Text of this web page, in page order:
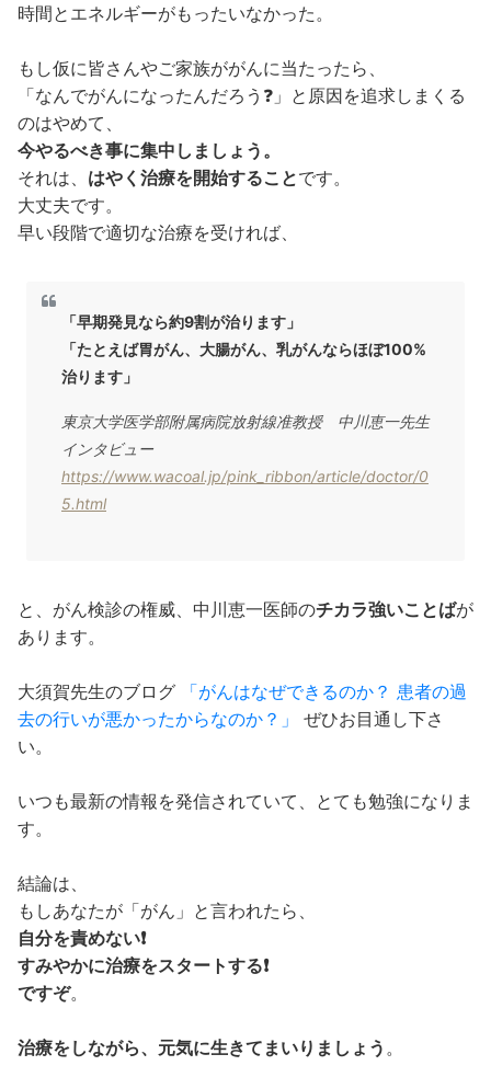
時間とエネルギーがもったいなかった。
もし仮に皆さんやご家族ががんに当たったら、
「なんでがんになったんだろう❓」と原因を追求しまくる
のはやめて、
今やるべき事に集中しましょう。
それは、 はやく治療を開始することです。
大丈夫です。
早い段階で適切な治療を受ければ、
「早期発見なら約9割が治ります」
「たとえば胃がん、大腸がん、乳がんならほぼ100%
治ります」
東京大学医学部附属病院放射線准教授 中川恵一先生
インタビュー
https://www.wacoal.jp/pink_ribbon/article/doctor/0
5.html
と、がん検診の権威、中川恵一医師のチカラ強いことばが
あります。
大須賀先生のブログ
「がんはなぜできるのか？ 患者の過
去の行いが悪かったからなのか？」
ぜひお目通し下さ
い。
いつも最新の情報を発信されていて、とても勉強になりま
す。
結論は、
もしあなたが「がん」と言われたら、
自分を責めない❗️
すみやかに治療をスタートする❗️
ですぞ。
治療をしながら、元気に生きてまいりましょう 。